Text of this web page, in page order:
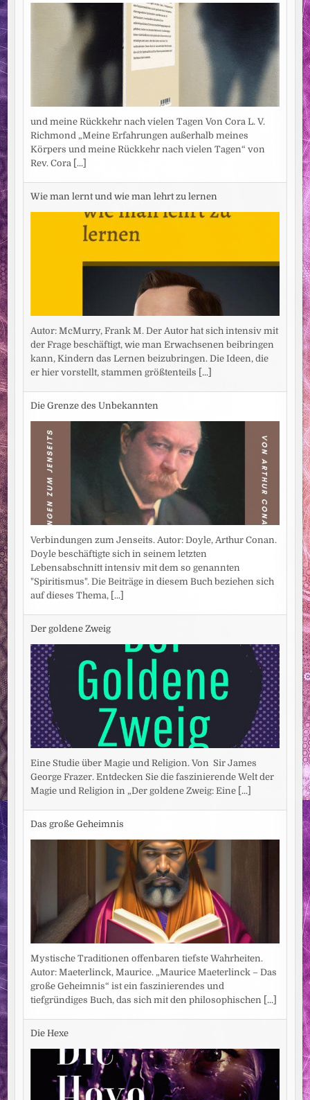
und meine Rückkehr nach vielen Tagen Von Cora L. V.
Richmond „Meine Erfahrungen außerhalb meines
Körpers und meine Rückkehr nach vielen Tagen“ von
Rev. Cora [...]
Wie man lernt und wie man lehrt zu lernen
Autor: McMurry, Frank M. Der Autor hat sich intensiv mit
der Frage beschäftigt, wie man Erwachsenen beibringen
kann, Kindern das Lernen beizubringen. Die Ideen, die
er hier vorstellt, stammen größtenteils [...]
Die Grenze des Unbekannten
Verbindungen zum Jenseits. Autor: Doyle, Arthur Conan.
Doyle beschäftigte sich in seinem letzten
Lebensabschnitt intensiv mit dem so genannten
"Spiritismus". Die Beiträge in diesem Buch beziehen sich
auf dieses Thema, [...]
Der goldene Zweig
Eine Studie über Magie und Religion. Von Sir James
George Frazer. Entdecken Sie die faszinierende Welt der
Magie und Religion in „Der goldene Zweig: Eine [...]
Das große Geheimnis
Mystische Traditionen offenbaren tiefste Wahrheiten.
Autor: Maeterlinck, Maurice. „Maurice Maeterlinck – Das
große Geheimnis“ ist ein faszinierendes und
tiefgründiges Buch, das sich mit den philosophischen [...]
Die Hexe